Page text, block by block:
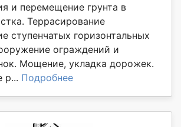
и перемещение грунта в
Террасирование
ступенчатых горизонтальных
ограждений и
Мощение, укладка дорожек.
р... Подробнее